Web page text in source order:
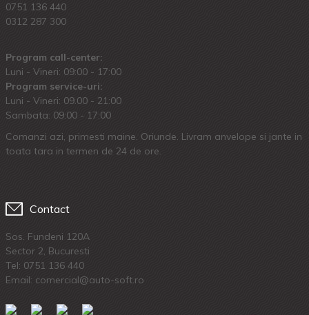
0751 136 440
0312 287 300
Program call-center:
Luni - Vineri: 09:00 - 17:00
Program service-uri:
Luni - Vineri: 09.00 - 21:00
Sambata: 09:00 - 17:00
Comanzi azi, primesti maine. Oriunde. Livram anvelope si jante in
toata tara in termen de 24 de ore.
Contact
Sos. Fundeni 120A
Sector 2, Bucuresti
Tel: 0751 136 440
Email: comercial@auto-soft.ro